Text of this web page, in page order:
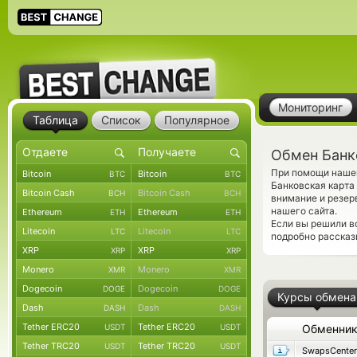
Мониторинг
Обмен
При помощи
Банковская
внимание и
нашего сайта.
Если вы решили
подробно
Курсы обмена
Обменник
SwapsCenter
Таблица Список Популярное
Bitcoin BTC Bitcoin BTC
Bitcoin Cash BCH Bitcoin Cash BCH
Ethereum ETH Ethereum ETH
Litecoin LTC Litecoin LTC
XRP XRP XRP XRP
Monero XMR Monero XMR
Dogecoin DOGE Dogecoin DOGE
Dash DASH Dash DASH
Tether ERC20 USDT Tether ERC20 USDT
Tether TRC20 USDT Tether TRC20 USDT